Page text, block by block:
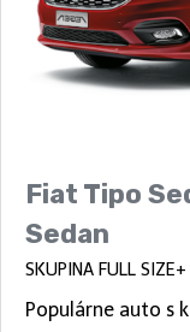
Fiat Tipo
Sedan
SKUPINA FULL SIZE+
Populárne auto s